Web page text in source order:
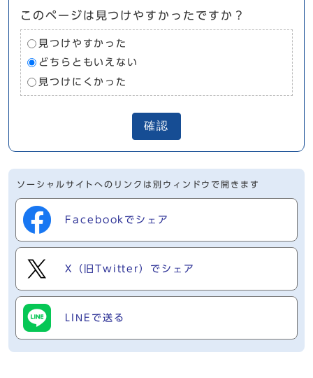
このページは見つけやすかったですか？
見つけやすかった
どちらともいえない
見つけにくかった
確認
ソーシャルサイトへのリンクは別ウィンドウで開きます
Facebookでシェア
X（旧Twitter）でシェア
LINEで送る